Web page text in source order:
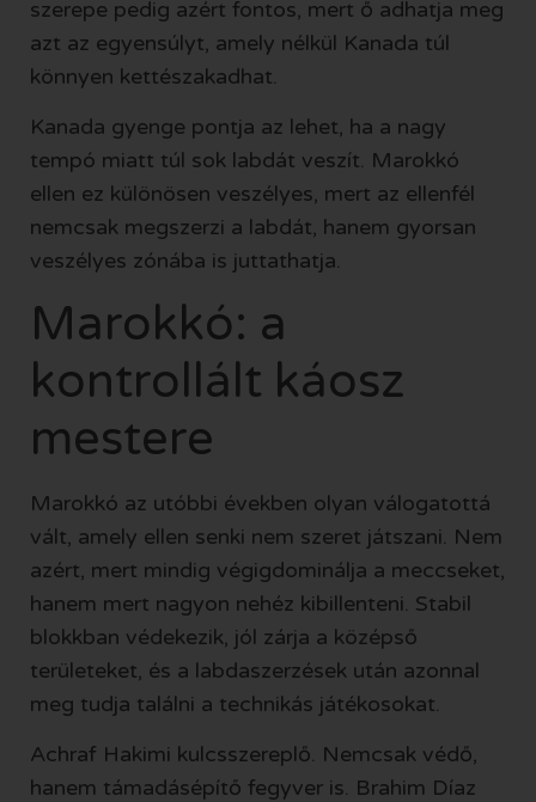
szerepe pedig azért fontos, mert ő adhatja meg
azt az egyensúlyt, amely nélkül Kanada túl
könnyen kettészakadhat.
Kanada gyenge pontja az lehet, ha a nagy
tempó miatt túl sok labdát veszít. Marokkó
ellen ez különösen veszélyes, mert az ellenfél
nemcsak megszerzi a labdát, hanem gyorsan
veszélyes zónába is juttathatja.
Marokkó: a
kontrollált káosz
mestere
Marokkó az utóbbi években olyan válogatottá
vált, amely ellen senki nem szeret játszani. Nem
azért, mert mindig végigdominálja a meccseket,
hanem mert nagyon nehéz kibillenteni. Stabil
blokkban védekezik, jól zárja a középső
területeket, és a labdaszerzések után azonnal
meg tudja találni a technikás játékosokat.
Achraf Hakimi kulcsszereplő. Nemcsak védő,
hanem támadásépítő fegyver is. Brahim Díaz